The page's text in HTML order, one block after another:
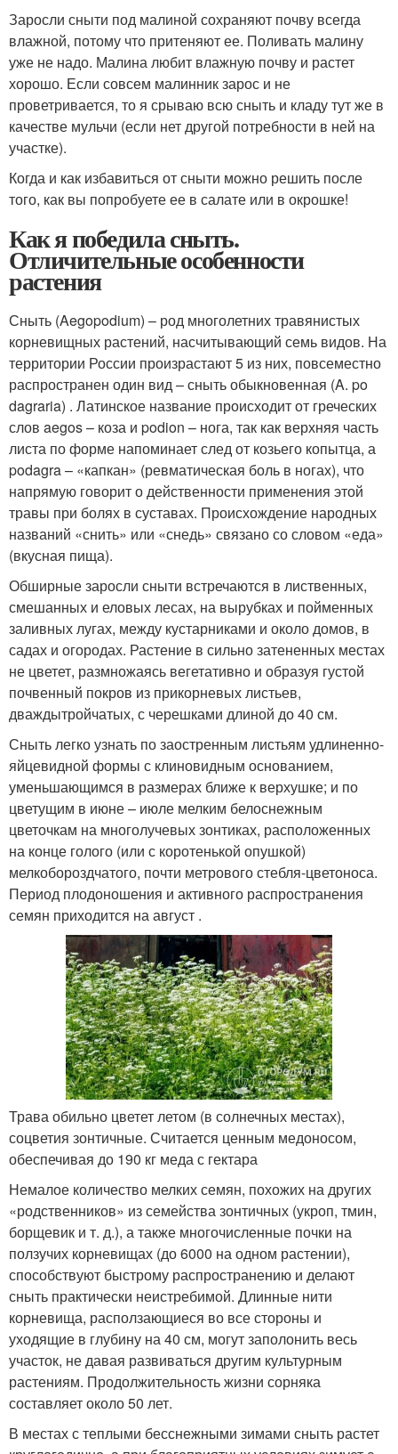
Заросли сныти под малиной сохраняют почву всегда
влажной, потому что притеняют ее. Поливать малину
уже не надо. Малина любит влажную почву и растет
хорошо. Если совсем малинник зарос и не
проветривается, то я срываю всю сныть и кладу тут же в
качестве мульчи (если нет другой потребности в ней на
участке).
Когда и как избавиться от сныти можно решить после
того, как вы попробуете ее в салате или в окрошке!
Как я победила сныть.
Отличительные особенности
растения
Сныть (Aegopodium) – род многолетних травянистых
корневищных растений, насчитывающий семь видов. На
территории России произрастают 5 из них, повсеместно
распространен один вид – сныть обыкновенная (A. po
dagraria) . Латинское название происходит от греческих
слов aegos – коза и podion – нога, так как верхняя часть
листа по форме напоминает след от козьего копытца, а
podagra – «капкан» (ревматическая боль в ногах), что
напрямую говорит о действенности применения этой
травы при болях в суставах. Происхождение народных
названий «снить» или «снедь» связано со словом «еда»
(вкусная пища).
Обширные заросли сныти встречаются в лиственных,
смешанных и еловых лесах, на вырубках и пойменных
заливных лугах, между кустарниками и около домов, в
садах и огородах. Растение в сильно затененных местах
не цветет, размножаясь вегетативно и образуя густой
почвенный покров из прикорневых листьев,
дваждытройчатых, с черешками длиной до 40 см.
Сныть легко узнать по заостренным листьям удлиненно-
яйцевидной формы с клиновидным основанием,
уменьшающимся в размерах ближе к верхушке; и по
цветущим в июне – июле мелким белоснежным
цветочкам на многолучевых зонтиках, расположенных
на конце голого (или с коротенькой опушкой)
мелкобороздчатого, почти метрового стебля-цветоноса.
Период плодоношения и активного распространения
семян приходится на август .
Трава обильно цветет летом (в солнечных местах),
соцветия зонтичные. Считается ценным медоносом,
обеспечивая до 190 кг меда с гектара
Немалое количество мелких семян, похожих на других
«родственников» из семейства зонтичных (укроп, тмин,
борщевик и т. д.), а также многочисленные почки на
ползучих корневищах (до 6000 на одном растении),
способствуют быстрому распространению и делают
сныть практически неистребимой. Длинные нити
корневища, расползающиеся во все стороны и
уходящие в глубину на 40 см, могут заполонить весь
участок, не давая развиваться другим культурным
растениям. Продолжительность жизни сорняка
составляет около 50 лет.
В местах с теплыми бесснежными зимами сныть растет